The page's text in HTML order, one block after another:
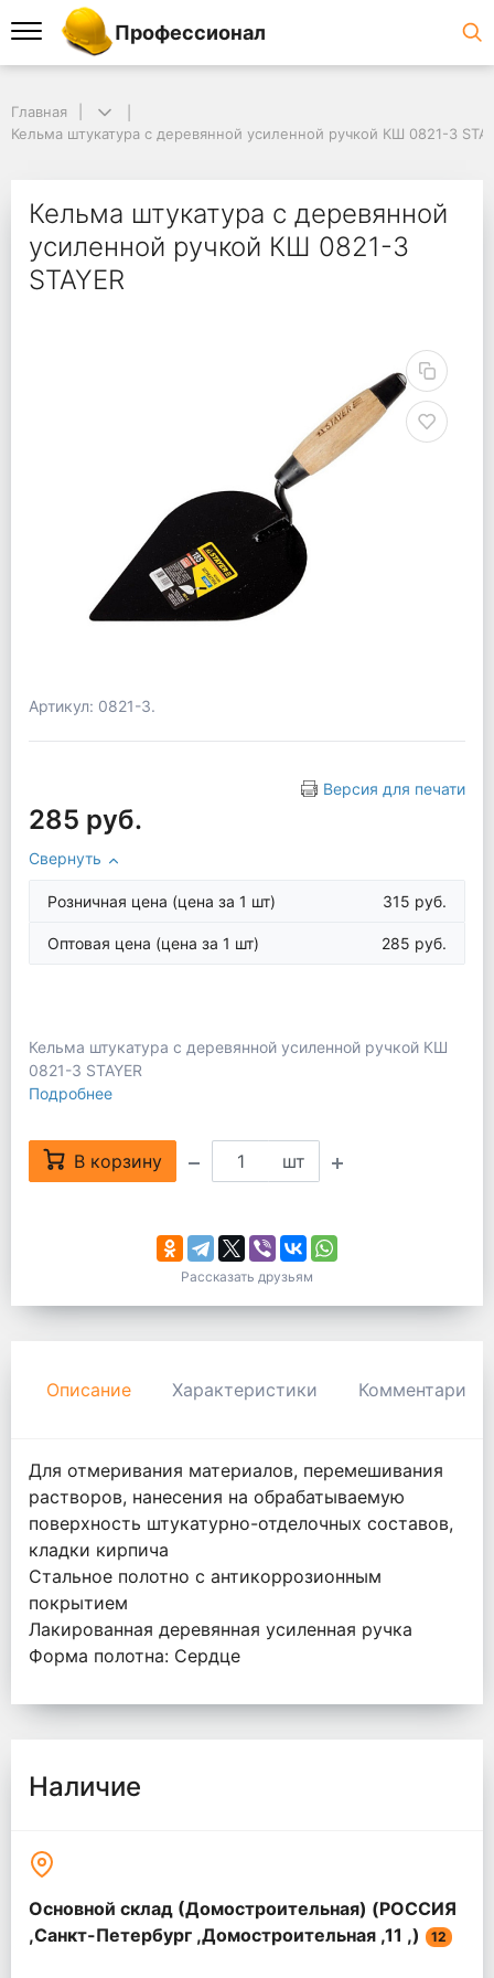
Профессионал
Главная
Кельма штукатура с деревянной усиленной ручкой КШ 0821-3
Кельма штукатура с деревянной
усиленной ручкой КШ 0821-3
STAYER
Артикул: 0821-3.
Версия для печати
285 руб.
Свернуть
Розничная цена (цена за 1 шт) 315 руб.
Оптовая цена (цена за 1 шт) 285 руб.
Кельма штукатура с деревянной усиленной ручкой КШ
0821-3 STAYER
Подробнее
В корзину шт
Рассказать друзьям
Описание Характеристики Комментарии
Для отмеривания материалов, перемешивания
растворов, нанесения на обрабатываемую
поверхность штукатурно-отделочных составов,
кладки кирпича
Стальное полотно с антикоррозионным
покрытием
Лакированная деревянная усиленная ручка
Форма полотна: Сердце
Наличие
Основной склад (Домостроительная) (РОССИЯ
,Санкт-Петербург ,Домостроительная ,11 ,)
12